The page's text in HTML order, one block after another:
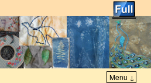
Menu ↓